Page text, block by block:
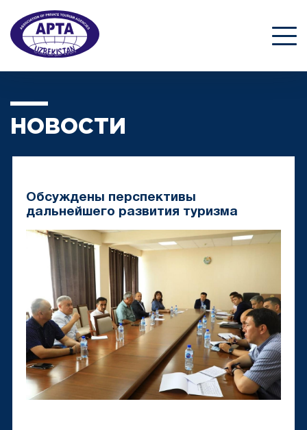
НОВОСТИ
Обсуждены перспективы
дальнейшего развития туризма